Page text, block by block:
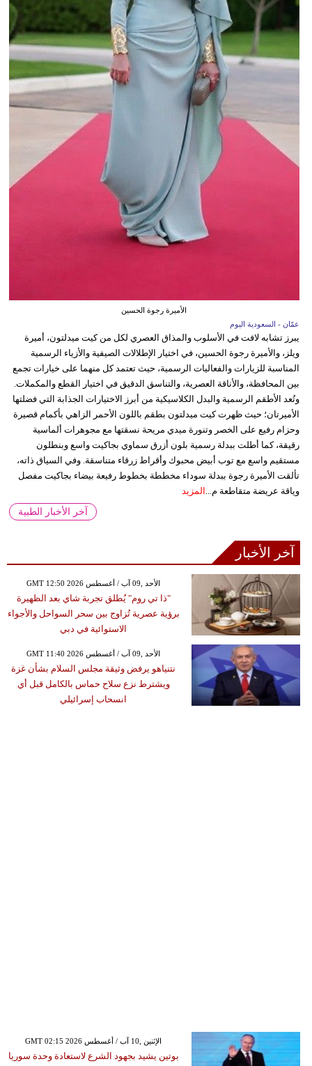
الأميرة رجوة الحسين
عمّان - السعودية اليوم
يبرز تشابه لافت في الأسلوب والمذاق العصري لكل من كيت ميدلتون، أميرة
ويلز، والأميرة رجوة الحسين، في اختيار الإطلالات الصيفية والأزياء الرسمية
المناسبة للزيارات والفعاليات الرسمية، حيث تعتمد كل منهما على خيارات تجمع
بين المحافظة، والأناقة العصرية، والتناسق الدقيق في اختيار القطع والمكملات.
وتُعد الأطقم الرسمية والبدل الكلاسيكية من أبرز الاختيارات الجذابة التي فضلتها
الأميرتان؛ حيث ظهرت كيت ميدلتون بطقم باللون الأحمر الزاهي بأكمام قصيرة
وحزام رفيع على الخصر وتنورة ميدي مريحة نسقتها مع مجوهرات ألماسية
رقيقة، كما أطلت ببدلة رسمية بلون أزرق سماوي بجاكيت واسع وبنطلون
مستقيم واسع مع توب أبيض محبوك وأقراط زرقاء متناسقة. وفي السياق ذاته،
تألقت الأميرة رجوة ببدلة سوداء مخططة بخطوط رفيعة بيضاء بجاكيت مفصل
وياقة عريضة متقاطعة م...
المزيد
آخر الأخبار الطبية
آخر الأخبار
GMT 12:50 2026 الأحد ,09 آب / أغسطس
"ذا تي روم" يُطلق تجربة شاي بعد الظهيرة
برؤية عصرية تُزاوج بين سحر السواحل والأجواء
الاستوائية في دبي
GMT 11:40 2026 الأحد ,09 آب / أغسطس
نتنياهو يرفض وثيقة مجلس السلام بشأن غزة
ويشترط نزع سلاح حماس بالكامل قبل أي
انسحاب إسرائيلي
GMT 02:15 2026 الإثنين ,10 آب / أغسطس
بوتين يشيد بجهود الشرع لاستعادة وحدة سوريا